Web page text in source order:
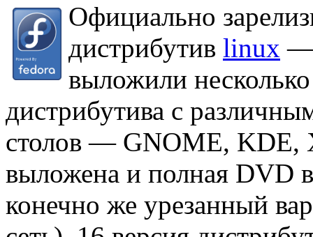
Официально
дистрибутив linux —
выложили
дистрибутива с
столов — GNOME, KDE,
выложена и полная DVD
конечно же урезанный